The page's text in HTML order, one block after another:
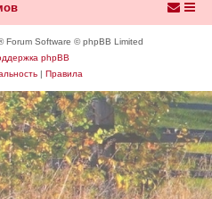
Forum Software © phpBB Limited
phpBB
| Правила